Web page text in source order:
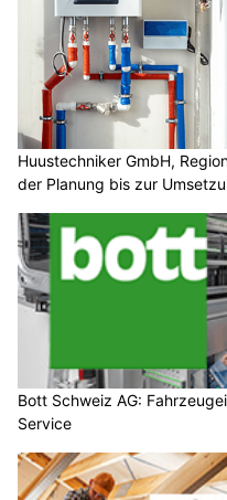
Huustechniker GmbH,
der Planung bis zur
Bott Schweiz AG:
Service